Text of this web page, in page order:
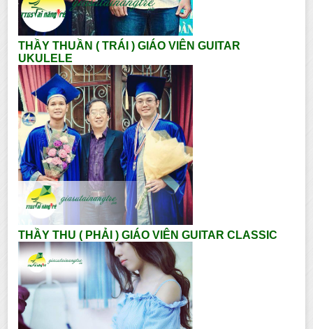
THẦY THUẦN ( TRÁI ) GIÁO VIÊN GUITAR
UKULELE
THẦY THU ( PHẢI ) GIÁO VIÊN GUITAR CLASSIC